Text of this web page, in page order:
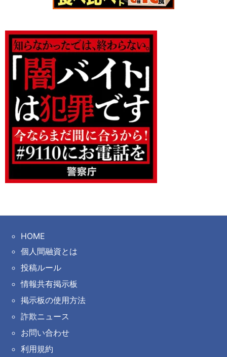
HOME
個人間融資とは
投稿ルール
情報共有掲示板
掲示板の使用方法
詐欺ニュース
お問い合わせ
利用規約